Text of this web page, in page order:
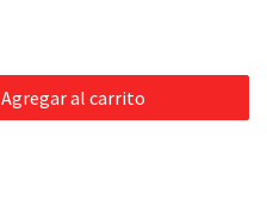
Agregar al carrito